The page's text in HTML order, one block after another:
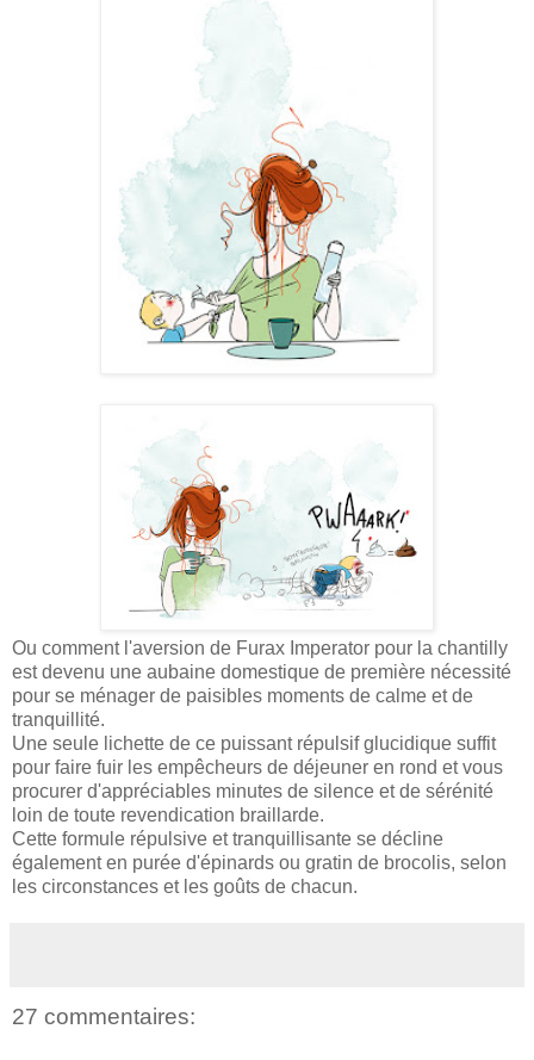
Ou comment l'aversion de Furax Imperator pour la chantilly
est devenu une aubaine domestique de première nécessité
pour se ménager de paisibles moments de calme et de
tranquillité.
Une seule lichette de ce puissant répulsif glucidique suffit
pour faire fuir les empêcheurs de déjeuner en rond et vous
procurer d'appréciables minutes de silence et de sérénité
loin de toute revendication braillarde.
Cette formule répulsive et tranquillisante se décline
également en purée d'épinards ou gratin de brocolis, selon
les circonstances et les goûts de chacun.
27 commentaires: